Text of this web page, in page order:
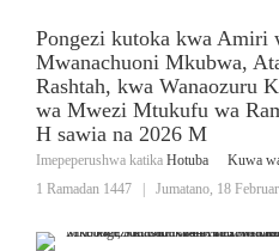
Pongezi kutoka kwa Amiri
Mwanachuoni Mkubwa,
Rashtah, kwa Wanaozuru
wa Mwezi Mtukufu wa
H sawia na 2026 M
Imepeperushwa katika Hotuba
Kuwa
1 Ramadan 1447
Jumatano, 18